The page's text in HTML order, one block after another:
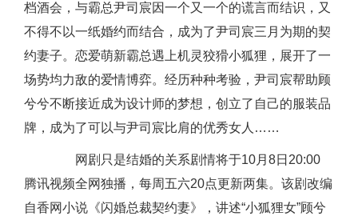
档酒会，与霸总尹司宸因一个又一个的谎言而结识，又
不得不以一纸婚约而结合，成为了尹司宸三月为期的契
约妻子。恋爱萌新霸总遇上机灵狡猾小狐狸，展开了一
场势均力敌的爱情博弈。经历种种考验，尹司宸帮助顾
兮兮不断接近成为设计师的梦想，创立了自己的服装品
牌，成为了可以与尹司宸比肩的优秀女人……
网剧只是结婚的关系剧情将于10月8日20:00
腾讯视频全网独播，每周五六20点更新两集。该剧改编
自香网小说《闪婚总裁契约妻》，讲述“小狐狸女”顾兮